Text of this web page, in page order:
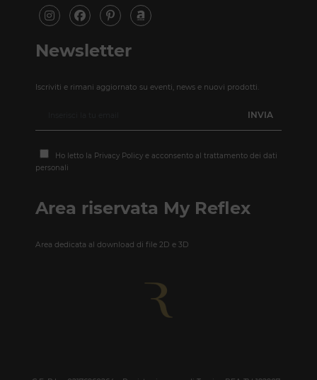
Newsletter
Iscriviti e rimani aggiornato su eventi, news e nuovi prodotti.
Ho letto la Privacy Policy e acconsento al trattamento dei dati
personali
Area riservata My Reflex
Area dedicata al download di file 2D e 3D